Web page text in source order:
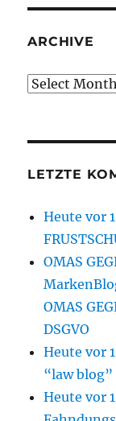
ARCHIVE
Archive
LETZTE
Heute vor
OMAS
OMAS
DSGVO
Heute vor
“law
Heute vor